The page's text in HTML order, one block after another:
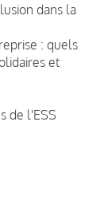
dans la
: quels
et
de l'ESS